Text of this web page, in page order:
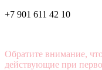
+7 901 611 42 10
Обратите внимание,
действующие при